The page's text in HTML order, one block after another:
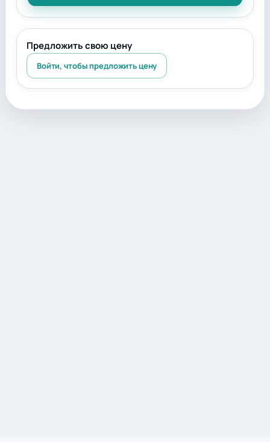
Предложить свою цену
Войти, чтобы предложить цену